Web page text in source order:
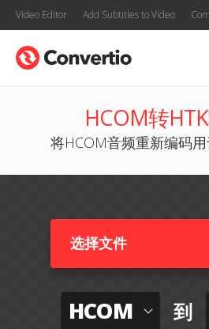
Video Editor Add Subtitles to Video
HCOM转
将HCOM音频重新编码
选择文件
HCOM 到